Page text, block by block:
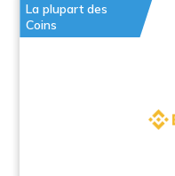
La plupart des
Coins